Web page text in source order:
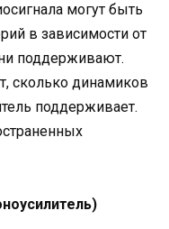
могут быть
в зависимости от
поддерживают.
сколько динамиков
поддерживает.